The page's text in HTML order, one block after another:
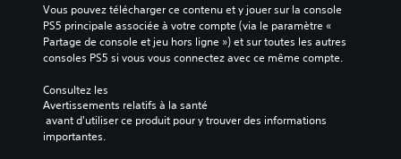
Vous pouvez télécharger ce contenu et y jouer sur la console
PS5 principale associée à votre compte (via le paramètre «
Partage de console et jeu hors ligne ») et sur toutes les autres
consoles PS5 si vous vous connectez avec ce même compte.
Consultez les
Avertissements relatifs à la santé
importantes.